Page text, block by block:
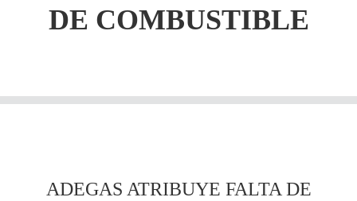
DE COMBUSTIBLE
ADEGAS ATRIBUYE FALTA DE